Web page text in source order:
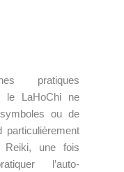
pratiques
le LaHoChi ne
ou de
Reiki, une fois
l’auto-